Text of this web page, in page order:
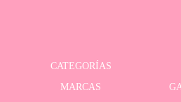
CATEGORÍAS
MARCAS